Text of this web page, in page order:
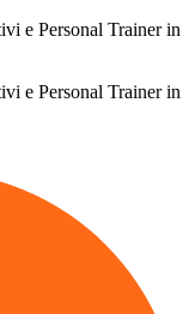
e Personal Trainer in
e Personal Trainer in